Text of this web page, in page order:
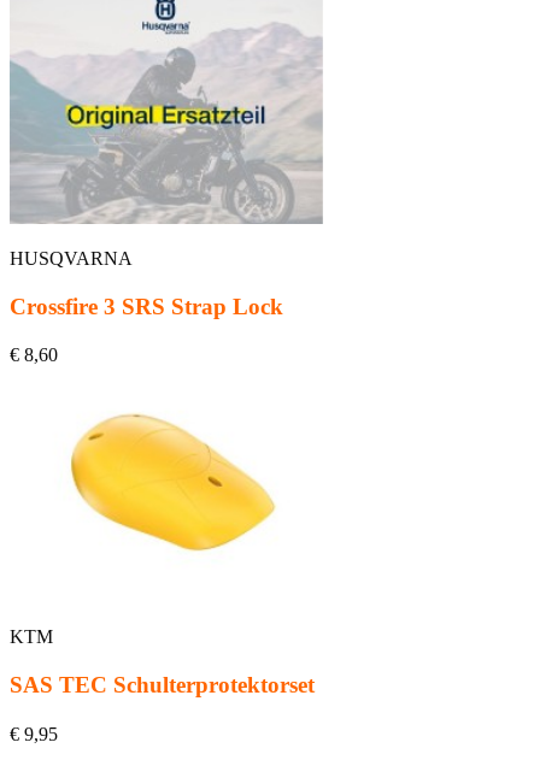
HUSQVARNA
Crossfire 3 SRS Strap Lock
€ 8,60
KTM
SAS TEC Schulterprotektorset
€ 9,95